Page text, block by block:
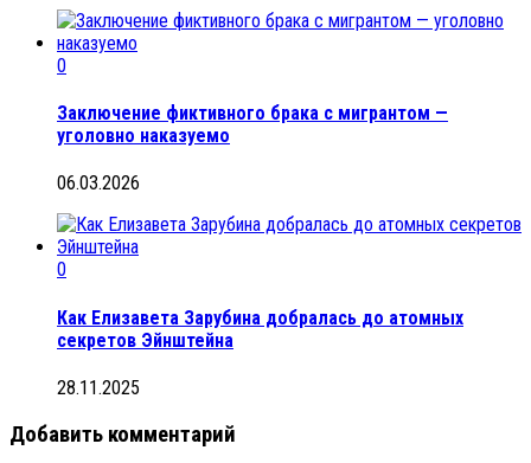
0
Заключение фиктивного брака с мигрантом —
уголовно наказуемо
06.03.2026
0
Как Елизавета Зарубина добралась до атомных
секретов Эйнштейна
28.11.2025
Добавить комментарий